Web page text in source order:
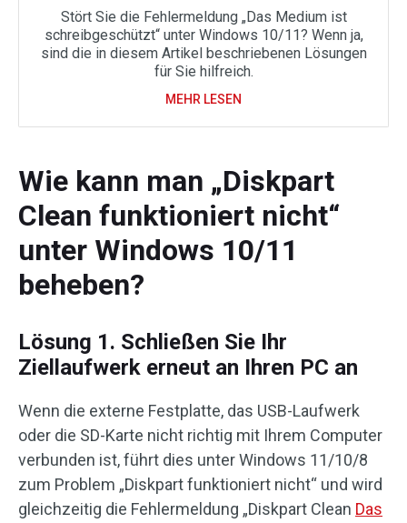
Stört Sie die Fehlermeldung „Das Medium ist
schreibgeschützt“ unter Windows 10/11? Wenn ja,
sind die in diesem Artikel beschriebenen Lösungen
für Sie hilfreich.
MEHR LESEN
Wie kann man „Diskpart
Clean funktioniert nicht“
unter Windows 10/11
beheben?
Lösung 1. Schließen Sie Ihr
Ziellaufwerk erneut an Ihren PC an
Wenn die externe Festplatte, das USB-Laufwerk
oder die SD-Karte nicht richtig mit Ihrem Computer
verbunden ist, führt dies unter Windows 11/10/8
zum Problem „Diskpart funktioniert nicht“ und wird
gleichzeitig die Fehlermeldung „Diskpart Clean Das